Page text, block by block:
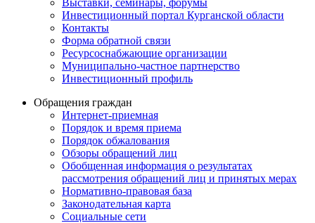
Инвестиционный портал Курганской области
Контакты
Форма обратной связи
Ресурсоснабжающие организации
Муниципально-частное партнерство
Инвестиционный профиль
Обращения граждан
Интернет-приемная
Порядок и время приема
Порядок обжалования
Обзоры обращений лиц
Обобщенная информация о результатах
рассмотрения обращений лиц и принятых мерах
Нормативно-правовая база
Законодательная карта
Социальные сети